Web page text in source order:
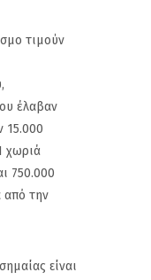
τιμούν
έλαβαν
15.000
χωριά
750.000
από την
είναι